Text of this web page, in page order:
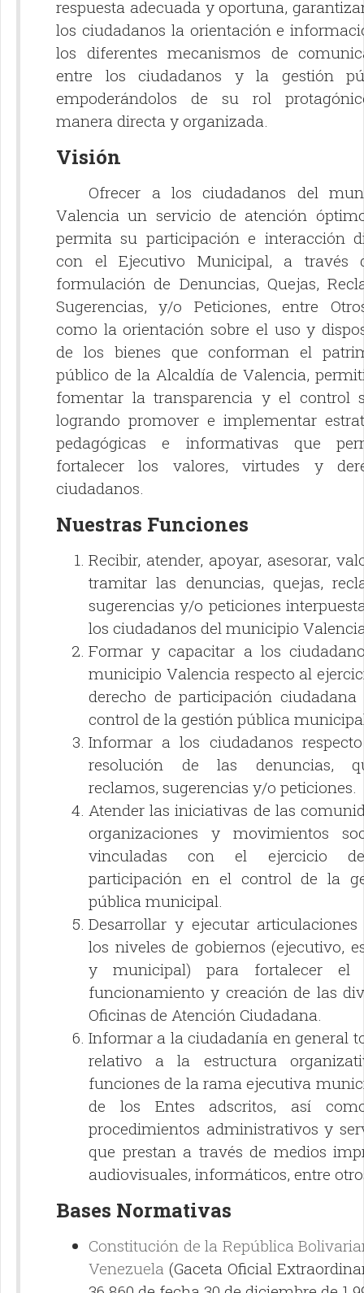
respuesta adecuada y oportuna,
los ciudadanos la orientación e
los diferentes mecanismos de
entre los ciudadanos y la gestión
empoderándolos de su rol
manera directa y organizada.
Visión
Ofrecer a los ciudadanos del
Valencia un servicio de atención
permita su participación e interacción
con el Ejecutivo Municipal, a través
formulación de Denuncias, Quejas,
Sugerencias, y/o Peticiones, entre
como la orientación sobre el uso y
de los bienes que conforman el
público de la Alcaldía de Valencia,
fomentar la transparencia y el control
logrando promover e implementar
pedagógicas e informativas que
fortalecer los valores, virtudes y
ciudadanos.
Nuestras Funciones
Recibir, atender, apoyar, asesorar,
tramitar las denuncias, quejas,
sugerencias y/o peticiones
los ciudadanos del municipio
Formar y capacitar a los
municipio Valencia respecto al
derecho de participación
control de la gestión pública
Informar a los ciudadanos
resolución de las denuncias,
reclamos, sugerencias y/o peticiones.
Atender las iniciativas de las
organizaciones y movimientos
vinculadas con el ejercicio
participación en el control de la
pública municipal.
Desarrollar y ejecutar articulaciones
los niveles de gobiernos (ejecutivo,
y municipal) para fortalecer el
funcionamiento y creación de las
Oficinas de Atención Ciudadana.
Informar a la ciudadanía en general
relativo a la estructura
funciones de la rama ejecutiva
de los Entes adscritos, así
procedimientos administrativos y
que prestan a través de medios
audiovisuales, informáticos, entre
Bases Normativas
Constitución de la República
Venezuela (Gaceta Oficial